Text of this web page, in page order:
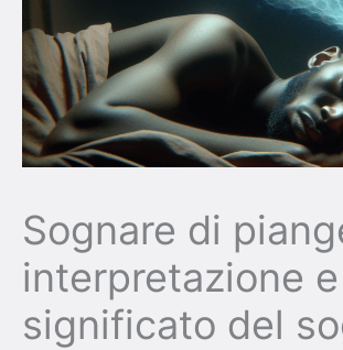
Sognare di
interpretazione e
significato del